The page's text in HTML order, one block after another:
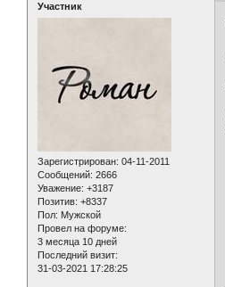
Участник
Зарегистрирован: 04-11-2011
Сообщений: 2666
Уважение: +3187
Позитив: +8337
Пол: Мужской
Провел на форуме:
3 месяца 10 дней
Последний визит:
31-03-2021 17:28:25